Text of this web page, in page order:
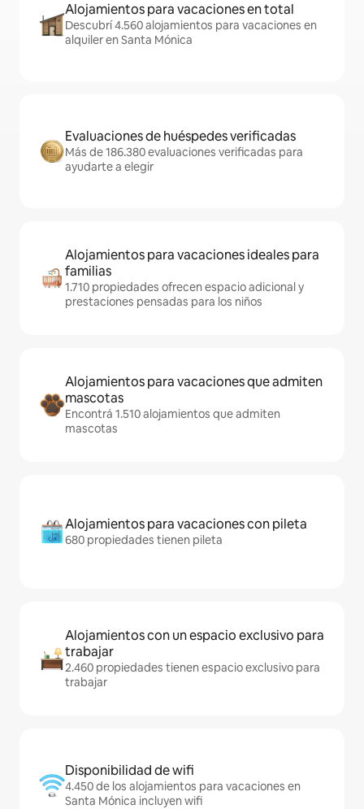
Alojamientos para vacaciones en total
Descubrí 4.560 alojamientos para vacaciones en
alquiler en Santa Mónica
Evaluaciones de huéspedes verificadas
Más de 186.380 evaluaciones verificadas para
ayudarte a elegir
Alojamientos para vacaciones ideales para
familias
1.710 propiedades ofrecen espacio adicional y
prestaciones pensadas para los niños
Alojamientos para vacaciones que admiten
mascotas
Encontrá 1.510 alojamientos que admiten
mascotas
Alojamientos para vacaciones con pileta
680 propiedades tienen pileta
Alojamientos con un espacio exclusivo para
trabajar
2.460 propiedades tienen espacio exclusivo para
trabajar
Disponibilidad de wifi
4.450 de los alojamientos para vacaciones en
Santa Mónica incluyen wifi